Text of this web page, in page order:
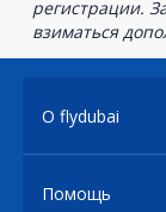
регистрации.
взиматься
О flydubai
Помощь